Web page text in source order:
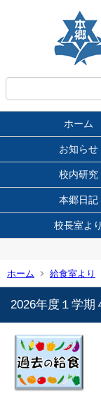
ホーム
お知らせ
校内研究
本郷日記
校長室より
ホーム 給食室より
2026年度１学期